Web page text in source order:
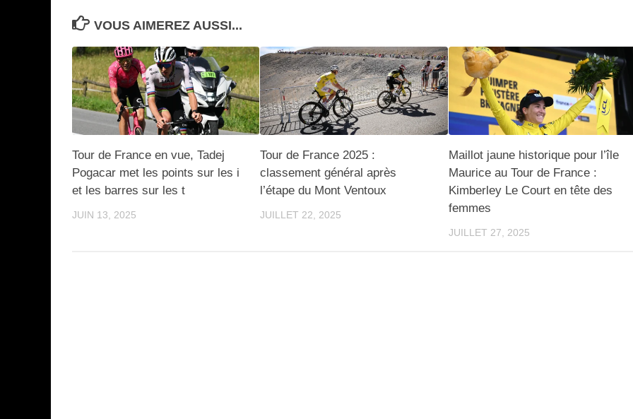
VOUS AIMEREZ AUSSI...
Tour de France en vue, Tadej
Pogacar met les points sur les i
et les barres sur les t
JUIN 13, 2025
Tour de France 2025 :
classement général après
l’étape du Mont Ventoux
JUILLET 22, 2025
Maillot jaune historique pour l’île
Maurice au Tour de France :
Kimberley Le Court en tête des
femmes
JUILLET 27, 2025